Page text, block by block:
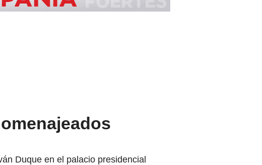
Duque en el palacio presidencial